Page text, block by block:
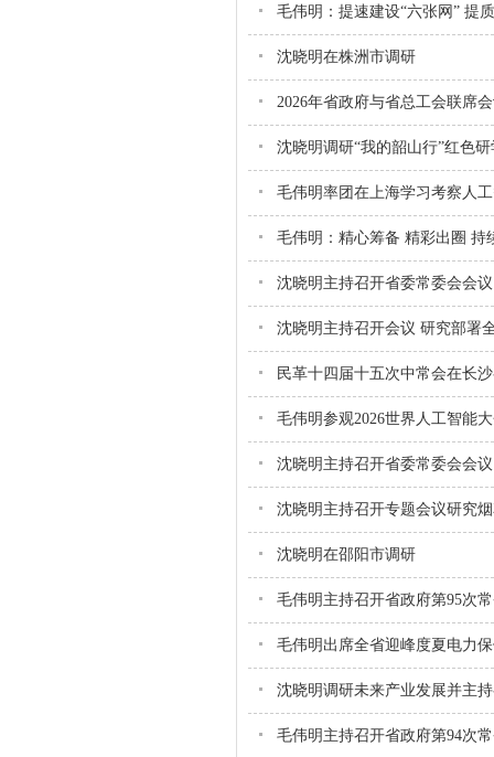
毛伟明：提速建设“六张网” 提
沈晓明在株洲市调研
2026年省政府与省总工会联席
沈晓明调研“我的韶山行”红色
毛伟明率团在上海学习考察人
毛伟明：精心筹备 精彩出圈 持
沈晓明主持召开省委常委会会议
沈晓明主持召开会议 研究部署
民革十四届十五次中常会在长
毛伟明参观2026世界人工智能
沈晓明主持召开省委常委会会议
沈晓明主持召开专题会议研究
沈晓明在邵阳市调研
毛伟明主持召开省政府第95次
毛伟明出席全省迎峰度夏电力
沈晓明调研未来产业发展并主
毛伟明主持召开省政府第94次